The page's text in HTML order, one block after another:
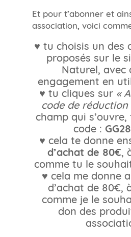
Et pour t’abonner et
association, voici
♥ tu choisis un des
proposés sur le
Naturel, avec
engagement en
♥ tu cliques sur «
code de réduction
champ qui
code :
♥ cela te donne
d’achat de 80€
comme tu le
♥ cela me donne
d’achat de 80€,
comme je le
don des